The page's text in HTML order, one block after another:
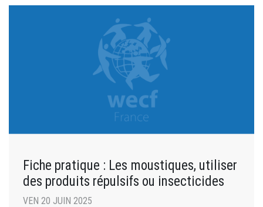
Fiche pratique : Les moustiques, utiliser
des produits répulsifs ou insecticides
VEN 20 JUIN 2025